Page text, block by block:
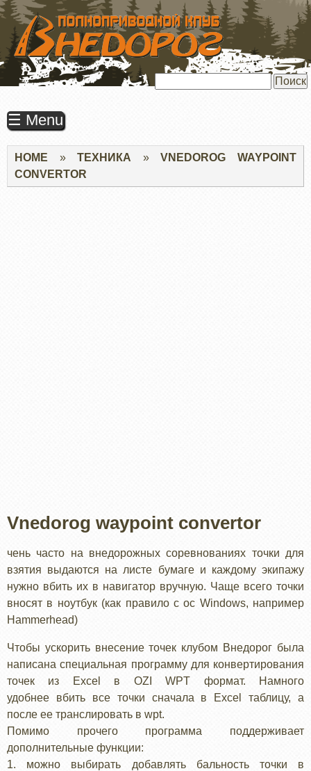
ПЕРЕЙТИ
ОСНОВНОМУ
СОДЕРЖАНИЮ
☰ Menu
Строка
навигации
HOME ТЕХНИКА
VNEDOROG WAYPOINT
CONVERTOR
Vnedorog waypoint convertor
чень часто на внедорожных соревнованиях точки для
взятия выдаются на листе бумаге и каждому экипажу
нужно вбить их в навигатор вручную. Чаще всего точки
вносят в ноутбук (как правило с ос Windows, например
Hammerhead)
Чтобы ускорить внесение точек клубом Внедорог была
написана специальная программу для конвертирования
точек из Excel в OZI WPT формат. Намного
удобнее вбить все точки сначала в Excel таблицу, а
после ее транслировать в wpt.
Помимо прочего программа поддерживает
дополнительные функции:
1. можно выбирать добавлять бальность точки в